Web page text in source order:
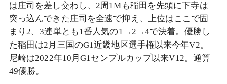
は庄司を差し交わし、2周1Mも稲田を先頭に下寺は
突っ込んできた庄司を全速で抑え、上位はここで固
まり2、3連単とも1番人気の1→2→4で決着。優勝し
た稲田は2月三国のG1近畿地区選手権以来今年V2。
尼崎は2022年10月G1センプルカップ以来V12。通算
49優勝。